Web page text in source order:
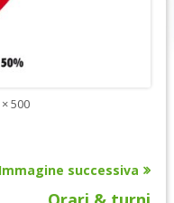
500
Immagine successiva